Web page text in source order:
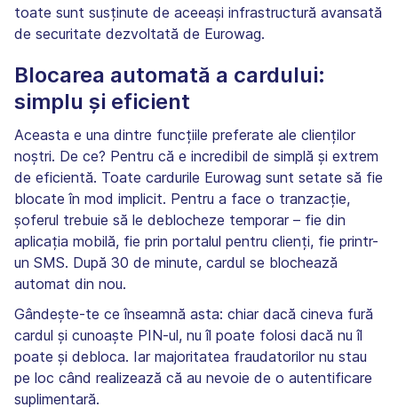
toate sunt susținute de aceeași infrastructură avansată
de securitate dezvoltată de Eurowag.
Blocarea automată a cardului:
simplu și eficient
Aceasta e una dintre funcțiile preferate ale clienților
noștri. De ce? Pentru că e incredibil de simplă și extrem
de eficientă. Toate cardurile Eurowag sunt setate să fie
blocate în mod implicit. Pentru a face o tranzacție,
șoferul trebuie să le deblocheze temporar – fie din
aplicația mobilă, fie prin portalul pentru clienți, fie printr-
un SMS. După 30 de minute, cardul se blochează
automat din nou.
Gândește-te ce înseamnă asta: chiar dacă cineva fură
cardul și cunoaște PIN-ul, nu îl poate folosi dacă nu îl
poate și debloca. Iar majoritatea fraudatorilor nu stau
pe loc când realizează că au nevoie de o autentificare
suplimentară.